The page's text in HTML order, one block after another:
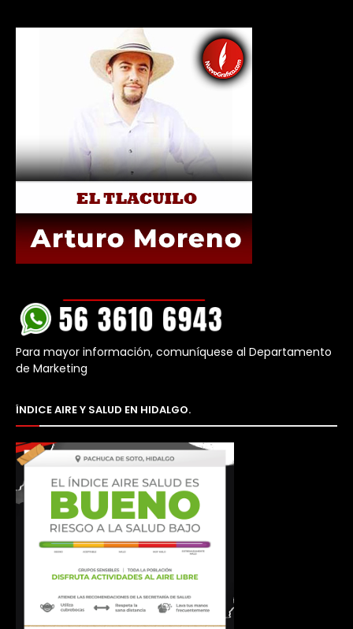
Para mayor información, comuníquese al Departamento
de Marketing
ÍNDICE AIRE Y SALUD EN HIDALGO.